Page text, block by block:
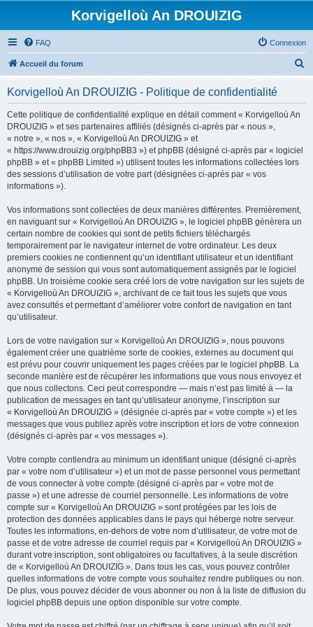
Korvigelloù An DROUIZIG
FAQ Connexion
Accueil du forum
Korvigelloù An DROUIZIG - Politique de confidentialité
Cette politique de confidentialité explique en détail comment « Korvigelloù An
DROUIZIG » et ses partenaires affiliés (désignés ci-après par « nous »,
« notre », « nos », « Korvigelloù An DROUIZIG » et
« https://www.drouizig.org/phpBB3 ») et phpBB (désigné ci-après par « logiciel
phpBB » et « phpBB Limited ») utilisent toutes les informations collectées lors
des sessions d’utilisation de votre part (désignées ci-après par « vos
informations »).
Vos informations sont collectées de deux manières différentes. Premièrement,
en naviguant sur « Korvigelloù An DROUIZIG », le logiciel phpBB génèrera un
certain nombre de cookies qui sont de petits fichiers téléchargés
temporairement par le navigateur internet de votre ordinateur. Les deux
premiers cookies ne contiennent qu’un identifiant utilisateur et un identifiant
anonyme de session qui vous sont automatiquement assignés par le logiciel
phpBB. Un troisième cookie sera créé lors de votre navigation sur les sujets de
« Korvigelloù An DROUIZIG », archivant de ce fait tous les sujets que vous
avez consultés et permettant d’améliorer votre confort de navigation en tant
qu’utilisateur.
Lors de votre navigation sur « Korvigelloù An DROUIZIG », nous pouvons
également créer une quatrième sorte de cookies, externes au document qui
est prévu pour couvrir uniquement les pages créées par le logiciel phpBB. La
seconde manière est de récupérer les informations que vous nous envoyez et
que nous collectons. Ceci peut correspondre — mais n’est pas limité à — la
publication de messages en tant qu’utilisateur anonyme, l’inscription sur
« Korvigelloù An DROUIZIG » (désignée ci-après par « votre compte ») et les
messages que vous publiez après votre inscription et lors de votre connexion
(désignés ci-après par « vos messages »).
Votre compte contiendra au minimum un identifiant unique (désigné ci-après
par « votre nom d’utilisateur ») et un mot de passe personnel vous permettant
de vous connecter à votre compte (désigné ci-après par « votre mot de
passe ») et une adresse de courriel personnelle. Les informations de votre
compte sur « Korvigelloù An DROUIZIG » sont protégées par les lois de
protection des données applicables dans le pays qui héberge notre serveur.
Toutes les informations, en-dehors de votre nom d’utilisateur, de votre mot de
passe et de votre adresse de courriel requis par « Korvigelloù An DROUIZIG »
durant votre inscription, sont obligatoires ou facultatives, à la seule discrétion
de « Korvigelloù An DROUIZIG ». Dans tous les cas, vous pouvez contrôler
quelles informations de votre compte vous souhaitez rendre publiques ou non.
De plus, vous pouvez décider de vous abonner ou non à la liste de diffusion du
logiciel phpBB depuis une option disponible sur votre compte.